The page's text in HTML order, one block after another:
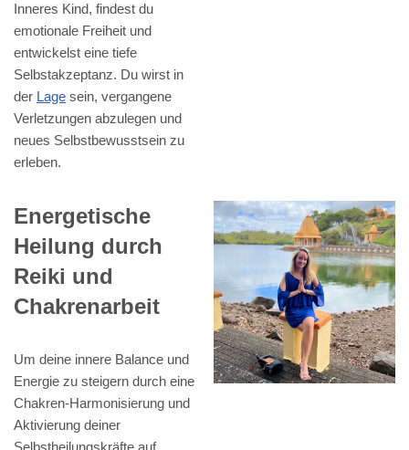
Inneres Kind, findest du
emotionale Freiheit und
entwickelst eine tiefe
Selbstakzeptanz. Du wirst in
der Lage sein, vergangene
Verletzungen abzulegen und
neues Selbstbewusstsein zu
erleben.
Energetische
Heilung durch
Reiki und
Chakrenarbeit
Um deine innere Balance und
Energie zu steigern durch eine
Chakren-Harmonisierung und
Aktivierung deiner